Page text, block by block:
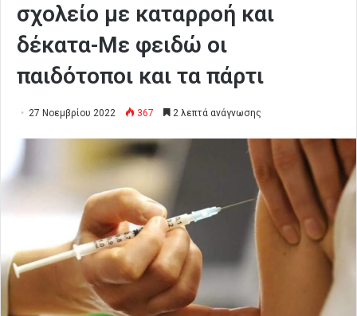
σχολείο με καταρροή και
δέκατα-Με φειδώ οι
παιδότοποι και τα πάρτι
27 Νοεμβρίου 2022 367 2 λεπτά ανάγνωσης